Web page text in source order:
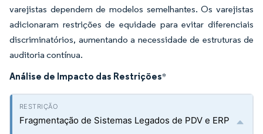
varejistas dependem de modelos semelhantes. Os varejistas
adicionaram restrições de equidade para evitar diferenciais
discriminatórios, aumentando a necessidade de estruturas de
auditoria contínua.
Análise de Impacto das Restrições*
Fragmentação de Sistemas Legados de PDV e ERP